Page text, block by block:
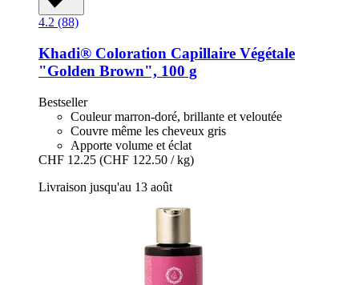
4.2 (88)
Khadi® Coloration Capillaire Végétale
"Golden Brown", 100 g
Bestseller
Couleur marron-doré, brillante et veloutée
Couvre même les cheveux gris
Apporte volume et éclat
CHF 12.25 (CHF 122.50 / kg)
Livraison jusqu'au 13 août